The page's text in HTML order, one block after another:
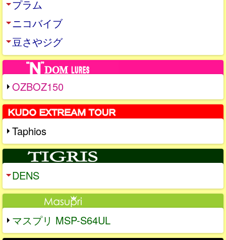
プラム
ニコバイブ
豆さやジグ
OZBOZ150
Taphios
DENS
マスプリ MSP-S64UL